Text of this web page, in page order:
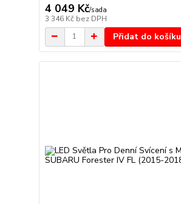
4 049 Kč/sada
3 346 Kč bez DPH
Přidat do košíku